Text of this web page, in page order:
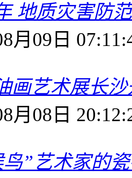
地质灾害防
月09日
画艺术展长
月08日
鸟”艺术家的